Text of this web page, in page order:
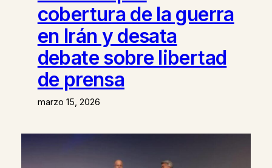
cobertura de la guerra
en Irán y desata
debate sobre libertad
de prensa
marzo 15, 2026